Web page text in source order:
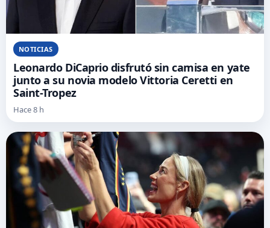
NOTICIAS
Leonardo DiCaprio disfrutó sin camisa en yate
junto a su novia modelo Vittoria Ceretti en
Saint-Tropez
Hace 8 h